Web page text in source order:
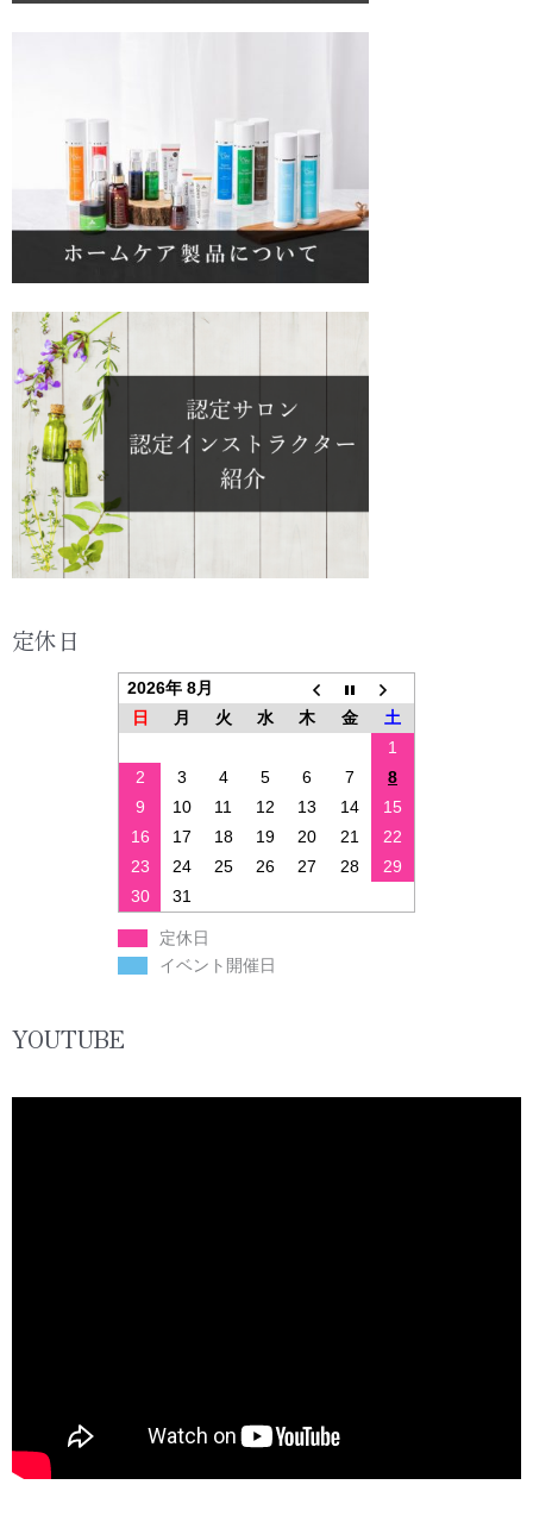
定休日
2026年 8月
日
月 火 水 木 金
土
1
2
3 4 5 6 7
8
9
10 11 12 13 14
15
16
17 18 19 20 21
22
23
24 25 26 27 28
29
30
31
定休日
イベント開催日
YOUTUBE